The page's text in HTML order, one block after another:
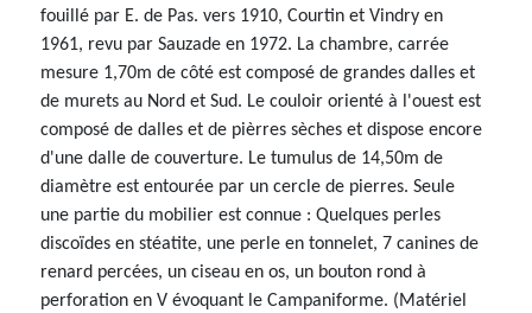
fouillé par E. de Pas. vers 1910, Courtin et Vindry en
1961, revu par Sauzade en 1972. La chambre, carrée
mesure 1,70m de côté est composé de grandes dalles et
de murets au Nord et Sud. Le couloir orienté à l'ouest est
composé de dalles et de pièrres sèches et dispose encore
d'une dalle de couverture. Le tumulus de 14,50m de
diamètre est entourée par un cercle de pierres. Seule
une partie du mobilier est connue : Quelques perles
discoïdes en stéatite, une perle en tonnelet, 7 canines de
renard percées, un ciseau en os, un bouton rond à
perforation en V évoquant le Campaniforme. (Matériel